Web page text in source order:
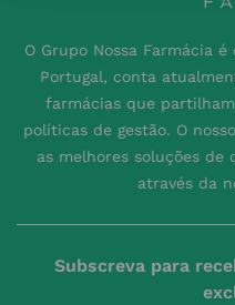
O Grupo Nossa Farmácia
Portugal, conta
farmácias que
políticas de gestão. O
as melhores soluções de
através da
Subscreva para